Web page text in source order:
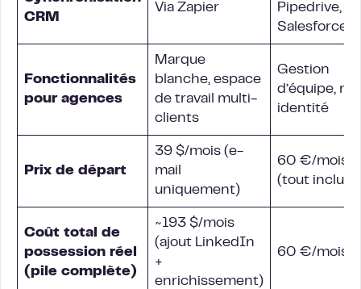
CRM
Via Zapier
Pipedrive,
Salesforce)
Fonctionnalités
pour agences
Marque
blanche, espace
de travail multi-
clients
Gestion
d’équipe,
identité
Prix de départ
39 $/mois (e-
mail
uniquement)
60 €/mois
(tout inclus)
Coût total de
possession réel
(pile complète)
~193 $/mois
(ajout LinkedIn
+
enrichissement)
60 €/mois